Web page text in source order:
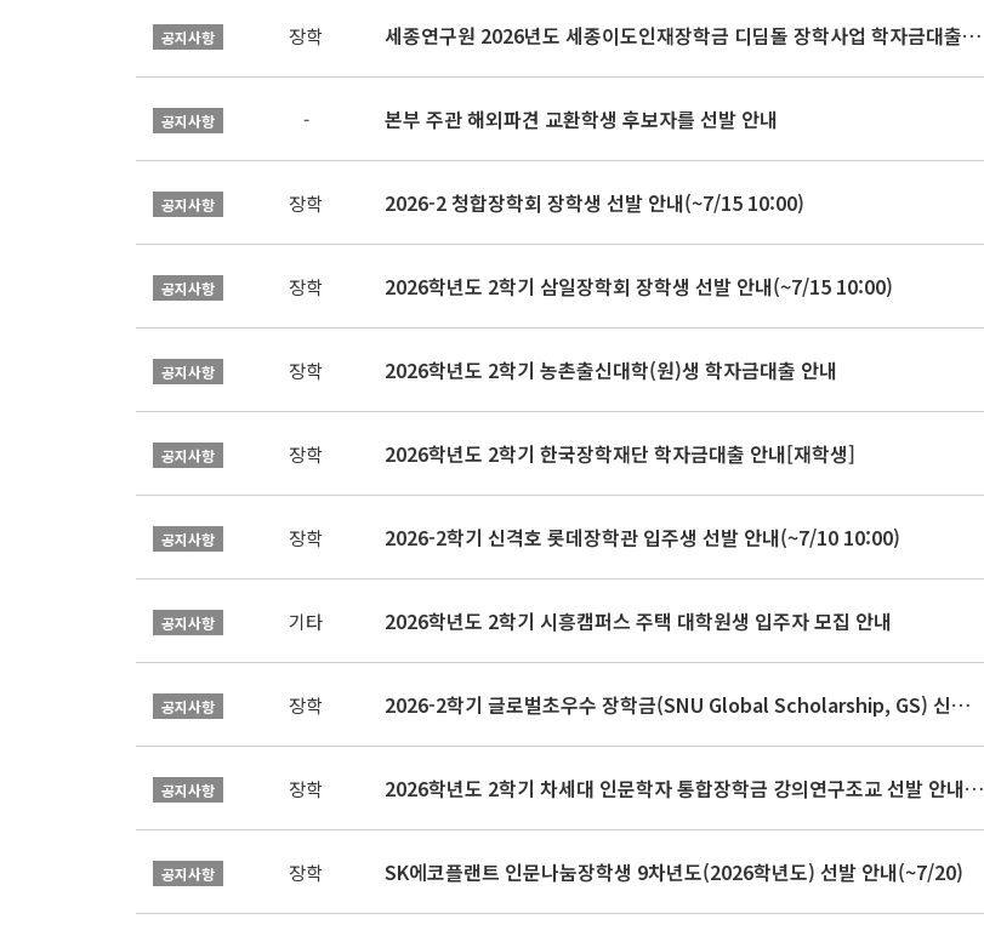
공지사항 장학 세종연구원 2026년도 세종이도인재장학금 디딤돌 장학사업 학자금대출 관련분야(원금상환, 이자지원) 신청 사업 안내
공지사항 - 본부 주관 해외파견 교환학생 후보자를 선발 안내
공지사항 장학 2026-2 청합장학회 장학생 선발 안내(~7/15 10:00)
공지사항 장학 2026학년도 2학기 삼일장학회 장학생 선발 안내(~7/15 10:00)
공지사항 장학 2026학년도 2학기 농촌출신대학(원)생 학자금대출 안내
공지사항 장학 2026학년도 2학기 한국장학재단 학자금대출 안내[재학생]
공지사항 장학 2026-2학기 신격호 롯데장학관 입주생 선발 안내(~7/10 10:00)
공지사항 기타 2026학년도 2학기 시흥캠퍼스 주택 대학원생 입주자 모집 안내
공지사항 장학 2026-2학기 글로벌초우수 장학금(SNU Global Scholarship, GS) 신청 안내(~7/12 23:00)
공지사항 장학 2026학년도 2학기 차세대 인문학자 통합장학금 강의연구조교 선발 안내(~7/8)
공지사항 장학 SK에코플랜트 인문나눔장학생 9차년도(2026학년도) 선발 안내(~7/20)